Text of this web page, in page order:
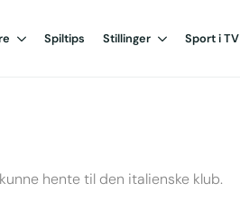
Spiltips Stillinger Sport i TV
hente til den italienske klub.